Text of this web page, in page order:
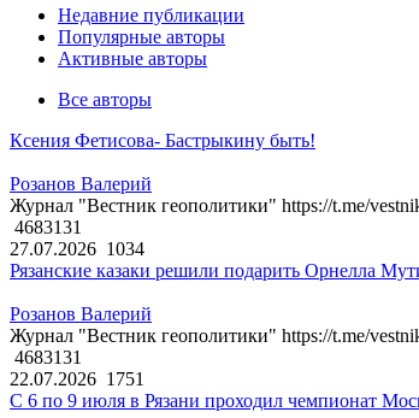
Недавние публикации
Популярные авторы
Активные авторы
Все авторы
Ксения Фетисова- Бастрыкину быть!
Розанов Валерий
Журнал "Вестник геополитики" https://t.me/
4683131
27.07.2026 1034
Рязанские казаки решили подарить Орнелла
Розанов Валерий
Журнал "Вестник геополитики" https://t.me/
4683131
22.07.2026 1751
С 6 по 9 июля в Рязани проходил чемпионат